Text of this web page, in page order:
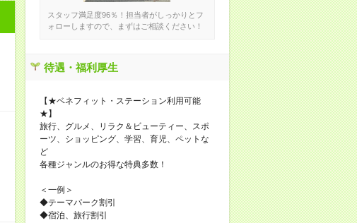
スタッフ満足度96％！担当者がしっかりとフ
ォローしますので、まずはご相談ください！
待遇・福利厚生
【★ベネフィット・ステーション利用可能
★】
旅行、グルメ、リラク＆ビューティー、スポ
ーツ、ショッピング、学習、育児、ペットな
ど
各種ジャンルのお得な特典多数！
＜一例＞
◆テーマパーク割引
◆宿泊、旅行割引